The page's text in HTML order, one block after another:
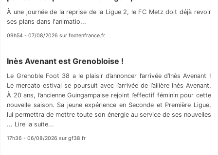
À une journée de la reprise de la Ligue 2, le FC Metz doit déjà revoir
ses plans dans l'animatio...
09h54 - 07/08/2026 sur footenfrance.fr
Inès Avenant est Grenobloise !
Le Grenoble Foot 38 a le plaisir d’annoncer l’arrivée d’Inès Avenant !
Le mercato estival se poursuit avec l’arrivée de l’ailière Inès Avenant.
À 20 ans, l’ancienne Guingampaise rejoint l’effectif féminin pour cette
nouvelle saison. Sa jeune expérience en Seconde et Première Ligue,
lui permettra de mettre toute son énergie au service de ses nouvelles
... Lire la suite...
17h36 - 06/08/2026 sur gf38.fr